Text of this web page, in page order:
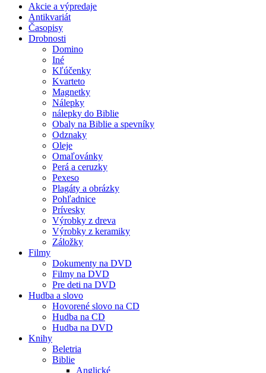
Akcie a výpredaje
Antikvariát
Časopisy
Drobnosti
Domino
Iné
Kľúčenky
Kvarteto
Magnetky
Nálepky
nálepky do Biblie
Obaly na Biblie a spevníky
Odznaky
Oleje
Omaľovánky
Perá a ceruzky
Pexeso
Plagáty a obrázky
Pohľadnice
Prívesky
Výrobky z dreva
Výrobky z keramiky
Záložky
Filmy
Dokumenty na DVD
Filmy na DVD
Pre deti na DVD
Hudba a slovo
Hovorené slovo na CD
Hudba na CD
Hudba na DVD
Knihy
Beletria
Biblie
Anglické